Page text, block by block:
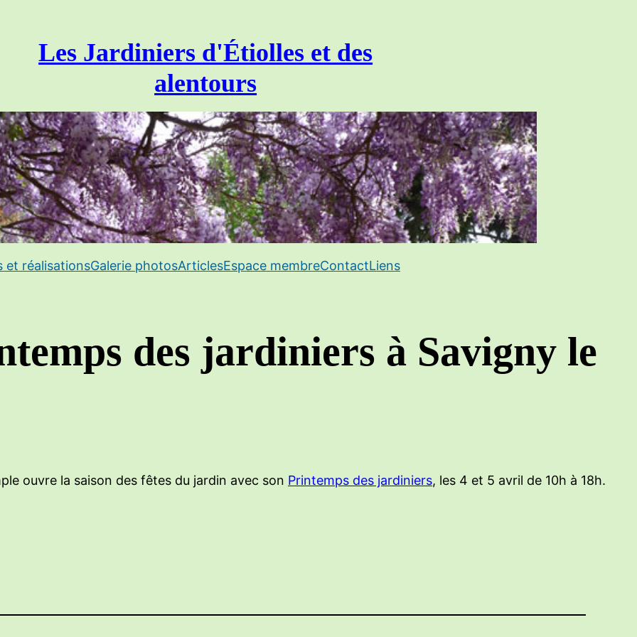
Les Jardiniers d'Étiolles et des
alentours
et réalisationsGalerie photosArticlesEspace membreContactLiens
des jardiniers à Savigny le
ouvre la saison des fêtes du jardin avec son Printemps des jardiniers, les 4 et 5 avril de 10h à 18h.